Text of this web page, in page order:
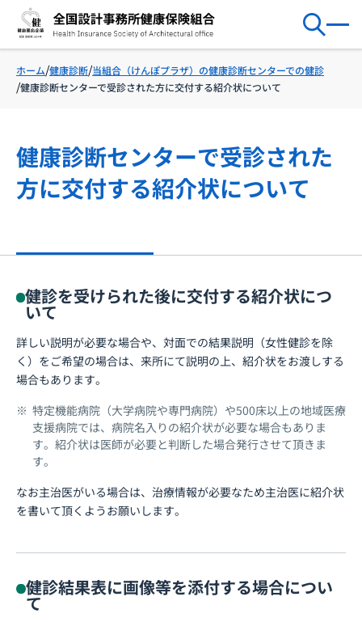
ホーム 健康診断 当組合（けんぽプラザ）の健康診断センターでの健診
健康診断センターで受診された方に交付する紹介状について
健康診断センターで受診された
方に交付する紹介状について
健診を受けられた後に交付する紹介状につ
いて
詳しい説明が必要な場合や、対面での結果説明（女性健診を除
く）をご希望の場合は、来所にて説明の上、紹介状をお渡しする
場合もあります。
特定機能病院（大学病院や専門病院）や500床以上の地域医療
支援病院では、病院名入りの紹介状が必要な場合もありま
す。紹介状は医師が必要と判断した場合発行させて頂きま
す。
なお主治医がいる場合は、治療情報が必要なため主治医に紹介状
を書いて頂くようお願いします。
健診結果表に画像等を添付する場合につい
て